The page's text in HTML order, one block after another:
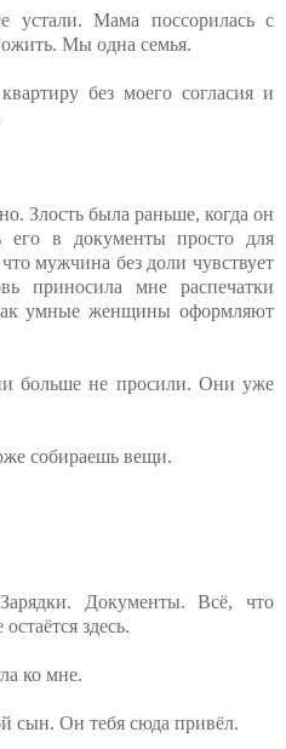
Мама поссорилась с
Мы одна семья.
без моего согласия и
Злость была раньше, когда он
его в документы просто для
мужчина без доли чувствует
приносила мне распечатки
умные женщины оформляют
больше не просили. Они уже
собираешь вещи.
Документы. Всё, что
здесь.
ко мне.
сын. Он тебя сюда привёл.